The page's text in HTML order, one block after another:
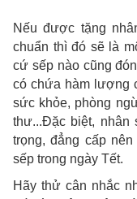
Nếu được tặng
chuẩn thì đó sẽ là
cứ sếp nào cũng
có chứa hàm lượng
sức khỏe, phòng
thư...Đặc biệt, nhân
trọng, đẳng cấp
sếp trong ngày Tết.
Hãy thử cân nhắc